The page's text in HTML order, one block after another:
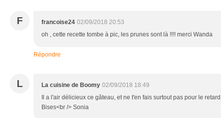
F francoise24 02/09/2018 20:53
oh , cette recette tombe à pic, les prunes sont là !!!! merci Wanda
Répondre
L La cuisine de Boomy 02/09/2018 18:49
Il a l'air délicieux ce gâteau, et ne t'en fais surtout pas pour le
Bises<br /> Sonia